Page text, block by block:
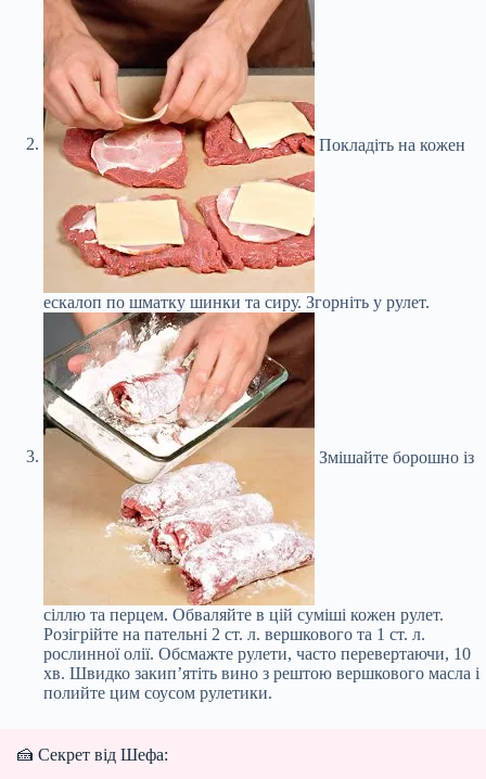
Покладіть на кожен
ескалоп по шматку шинки та сиру. Згорніть у рулет.
Змішайте борошно із
сіллю та перцем. Обваляйте в цій суміші кожен рулет.
Розігрійте на пательні 2 ст. л. вершкового та 1 ст. л.
рослинної олії. Обсмажте рулети, часто перевертаючи, 10
хв. Швидко закип’ятіть вино з рештою вершкового масла і
полийте цим соусом рулетики.
🍰 Секрет від Шефа: